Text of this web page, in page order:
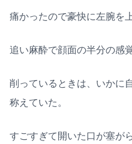
痛かったので豪快に左腕を
追い麻酔で顔面の半分の感
削っているときは、いかに
称えていた。
すごすぎて開いた口が塞が